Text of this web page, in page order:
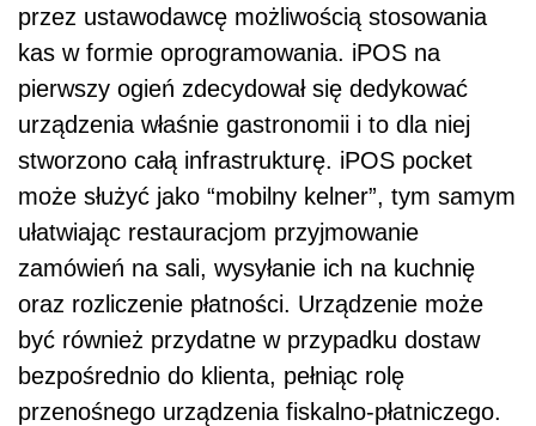
przez ustawodawcę możliwością stosowania
kas w formie oprogramowania. iPOS na
pierwszy ogień zdecydował się dedykować
urządzenia właśnie gastronomii i to dla niej
stworzono całą infrastrukturę. iPOS pocket
może służyć jako “mobilny kelner”, tym samym
ułatwiając restauracjom przyjmowanie
zamówień na sali, wysyłanie ich na kuchnię
oraz rozliczenie płatności. Urządzenie może
być również przydatne w przypadku dostaw
bezpośrednio do klienta, pełniąc rolę
przenośnego urządzenia fiskalno-płatniczego.